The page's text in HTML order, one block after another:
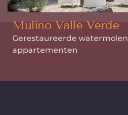
Mulino Valle Verde
Gerestaureerde
appartementen